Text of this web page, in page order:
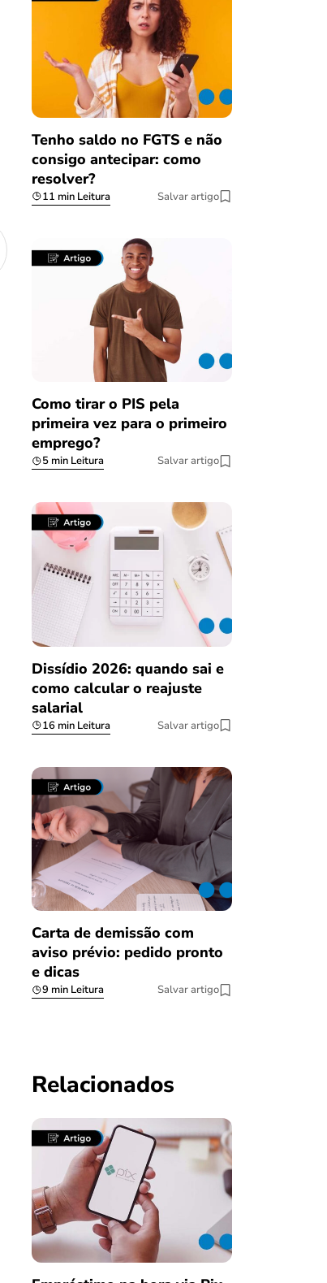
Tenho saldo no FGTS e não
consigo antecipar: como
resolver?
11 min Leitura Salvar artigo
Como tirar o PIS pela
primeira vez para o primeiro
emprego?
5 min Leitura Salvar artigo
Dissídio 2026: quando sai e
como calcular o reajuste
salarial
16 min Leitura Salvar artigo
Carta de demissão com
aviso prévio: pedido pronto
e dicas
9 min Leitura Salvar artigo
Relacionados